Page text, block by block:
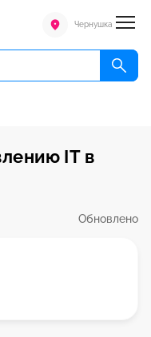
Чернушка
IT в
Обновлено